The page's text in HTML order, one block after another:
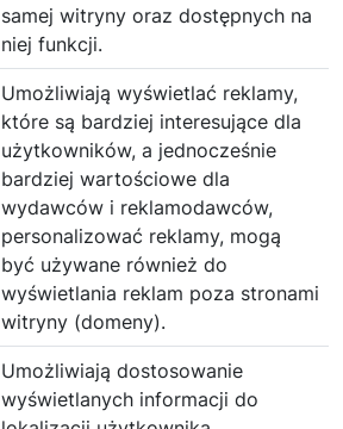
samej witryny oraz dostępnych na
niej funkcji.
Umożliwiają wyświetlać reklamy,
które są bardziej interesujące dla
użytkowników, a jednocześnie
bardziej wartościowe dla
wydawców i reklamodawców,
personalizować reklamy, mogą
być używane również do
wyświetlania reklam poza stronami
witryny (domeny).
Umożliwiają dostosowanie
wyświetlanych informacji do